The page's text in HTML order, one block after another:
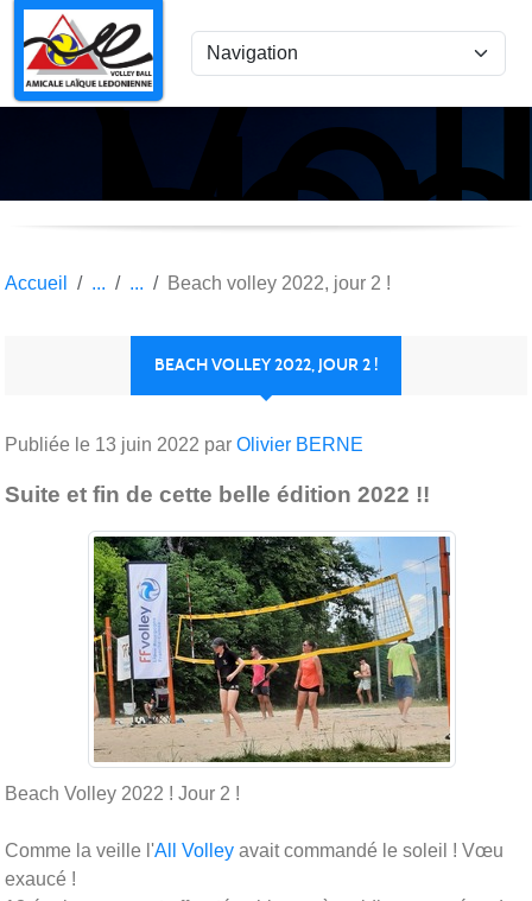
le
Accueil Beach volley 2022, jour 2 !
BEACH VOLLEY 2022, JOUR 2 !
Publiée le 13 juin 2022 par Olivier BERNE
Suite et fin de cette belle édition 2022 !!
Beach Volley 2022 ! Jour 2 !
Comme la veille l'All Volley avait commandé le soleil ! Vœu
exaucé !
Panneau de gestion des cookies